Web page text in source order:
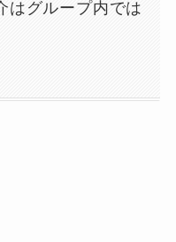
はグループ内では